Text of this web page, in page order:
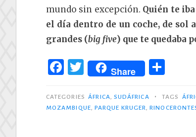
mundo sin excepción. Quién te
el día dentro de un coche, de sol
grandes (big five) que te quedaba
F
c
e
T
w
it
te
Share
m
p
CATEGORIES ÁFRICA, SUDÁFRICA • TAGS
MOZAMBIQUE, PARQUE KRUGER,